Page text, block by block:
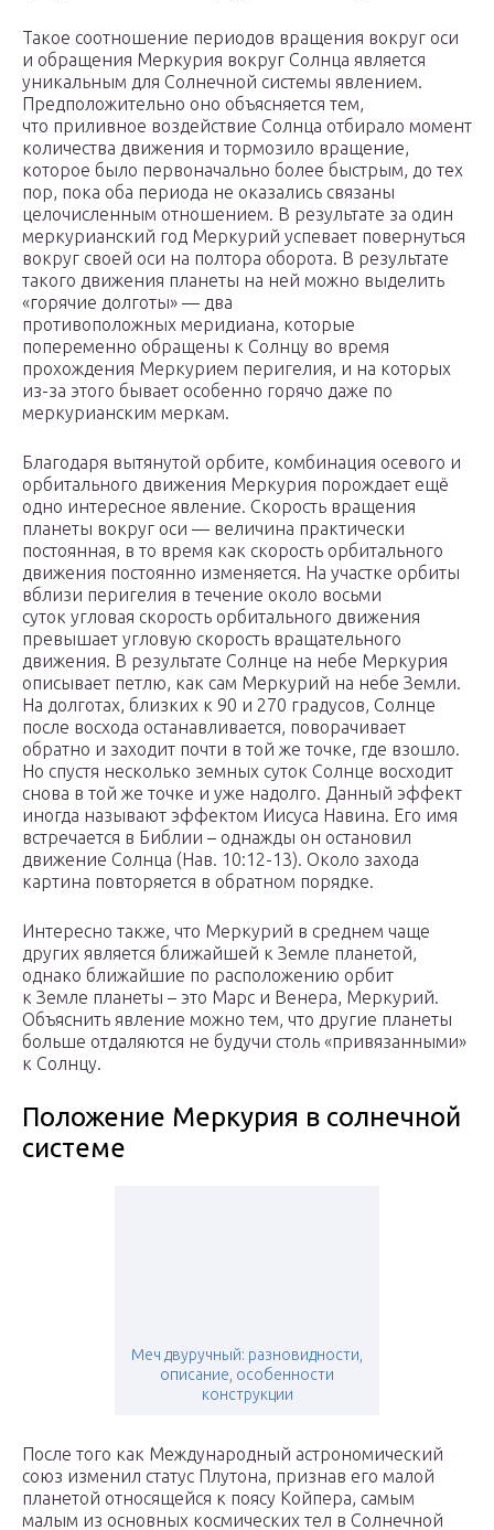
Такое соотношение периодов вращения вокруг оси
и обращения Меркурия вокруг Солнца является
уникальным для Солнечной системы явлением.
Предположительно оно объясняется тем,
что приливное воздействие Солнца отбирало момент
количества движения и тормозило вращение,
которое было первоначально более быстрым, до тех
пор, пока оба периода не оказались связаны
целочисленным отношением. В результате за один
меркурианский год Меркурий успевает повернуться
вокруг своей оси на полтора оборота. В результате
такого движения планеты на ней можно выделить
«горячие долготы» — два
противоположных меридиана, которые
попеременно обращены к Солнцу во время
прохождения Меркурием перигелия, и на которых
из-за этого бывает особенно горячо даже по
меркурианским меркам.
Благодаря вытянутой орбите, комбинация осевого и
орбитального движения Меркурия порождает ещё
одно интересное явление. Скорость вращения
планеты вокруг оси — величина практически
постоянная, в то время как скорость орбитального
движения постоянно изменяется. На участке орбиты
вблизи перигелия в течение около восьми
суток угловая скорость орбитального движения
превышает угловую скорость вращательного
движения. В результате Солнце на небе Меркурия
описывает петлю, как сам Меркурий на небе Земли.
На долготах, близких к 90 и 270 градусов, Солнце
после восхода останавливается, поворачивает
обратно и заходит почти в той же точке, где взошло.
Но спустя несколько земных суток Солнце восходит
снова в той же точке и уже надолго. Данный эффект
иногда называют эффектом Иисуса Навина. Его имя
встречается в Библии – однажды он остановил
движение Солнца (Нав. 10:12-13). Около захода
картина повторяется в обратном порядке.
Интересно также, что Меркурий в среднем чаще
других является ближайшей к Земле планетой,
однако ближайшие по расположению орбит
к Земле планеты – это Марс и Венера, Меркурий.
Объяснить явление можно тем, что другие планеты
больше отдаляются не будучи столь «привязанными»
к Солнцу.
Положение Меркурия в солнечной
системе
Меч двуручный: разновидности,
описание, особенности
конструкции
После того как Международный астрономический
союз изменил статус Плутона, признав его малой
планетой относящейся к поясу Койпера, самым
малым из основных космических тел в Солнечной